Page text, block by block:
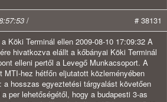
/
# 38131
Köki Terminál ellen 2009-08-10 17:09:32 A
hivatkozva elállt a kőbányai Köki Terminál
elleni pertől a Levegő Munkacsoport. A
MTI-hez hétfőn eljutatott közleményében
a hosszas egyeztetési tárgyalást követően
per lehetőségétől, hogy a budapesti 3-as